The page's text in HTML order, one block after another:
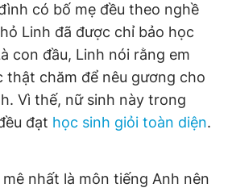
có bố mẹ đều theo nghề
Linh đã được chỉ bảo học
con đầu, Linh nói rằng em
thật chăm để nêu gương cho
Vì thế, nữ sinh này trong
đạt học sinh giỏi toàn diện.
nhất là môn tiếng Anh nên